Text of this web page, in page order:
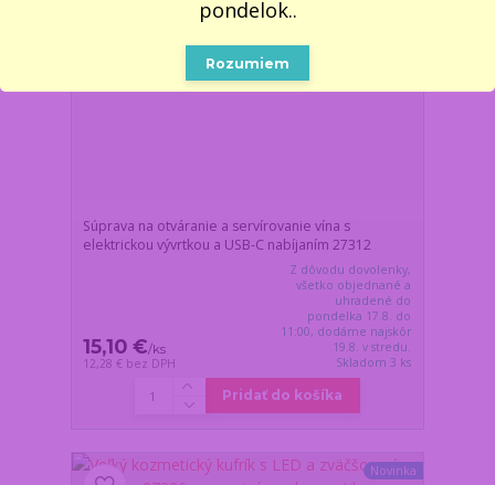
Súprava na otváranie a servírovanie vína s
elektrickou vývrtkou a USB-C nabíjaním 27312
15,10 €/ks
12,28 € bez DPH
Z dôvodu dovolenky,
všetko objednané a
uhradené do
pondelka 17.8. do
11:00, dodáme najskôr
19.8. v stredu.
Skladom 3 ks
Pridať do košíka
Novinka
pondelok..
Rozumiem